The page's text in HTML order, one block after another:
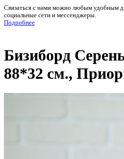
Связаться с нами можно любым удобным
социальные сети и мессенджеры.
Подробнее
Бизиборд
88*32 cм.,